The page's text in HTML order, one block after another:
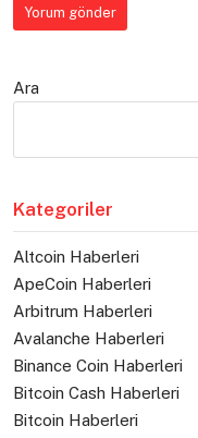
Ara
Kategoriler
Altcoin Haberleri
ApeCoin Haberleri
Arbitrum Haberleri
Avalanche Haberleri
Binance Coin Haberleri
Bitcoin Cash Haberleri
Bitcoin Haberleri